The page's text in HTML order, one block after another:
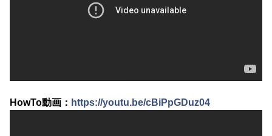
HowTo動画： https://youtu.be/cBiPpGDuz04